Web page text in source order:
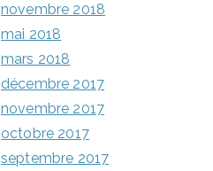
novembre 2018
mai 2018
mars 2018
décembre 2017
novembre 2017
octobre 2017
septembre 2017